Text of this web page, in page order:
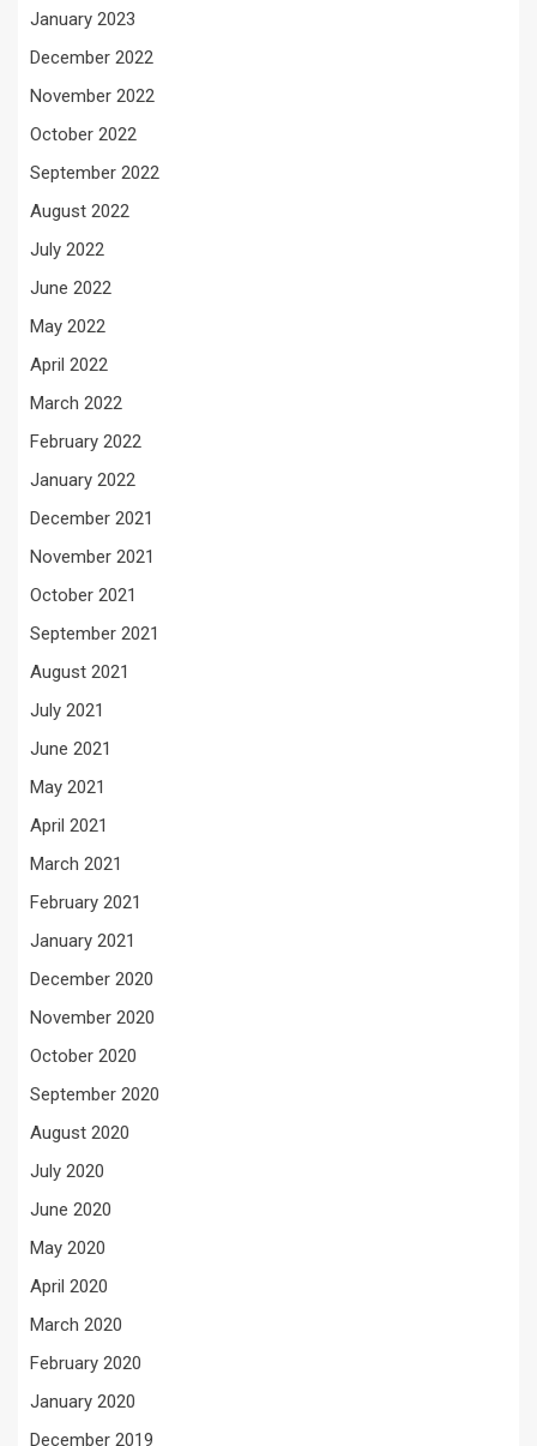
January 2023
December 2022
November 2022
October 2022
September 2022
August 2022
July 2022
June 2022
May 2022
April 2022
March 2022
February 2022
January 2022
December 2021
November 2021
October 2021
September 2021
August 2021
July 2021
June 2021
May 2021
April 2021
March 2021
February 2021
January 2021
December 2020
November 2020
October 2020
September 2020
August 2020
July 2020
June 2020
May 2020
April 2020
March 2020
February 2020
January 2020
December 2019